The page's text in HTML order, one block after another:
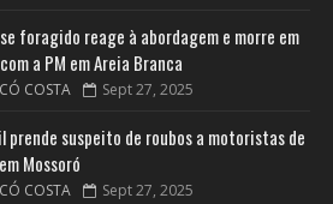
foragido reage à abordagem e morre em
a PM em Areia Branca
COSTA Sept 27, 2025
prende suspeito de roubos a motoristas de
Mossoró
COSTA Sept 27, 2025